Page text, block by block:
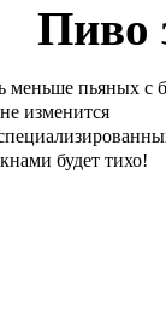
Пиво
меньше пьяных с
изменится
будет тихо!